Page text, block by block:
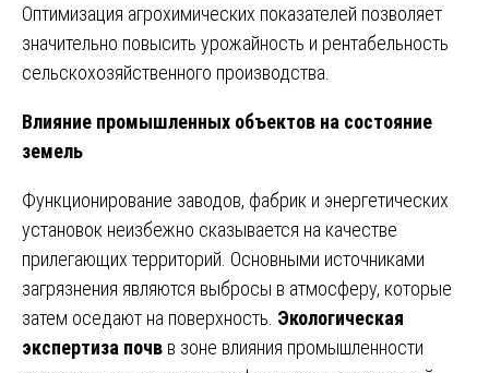
Оптимизация агрохимических показателей позволяет
значительно повысить урожайность и рентабельность
сельскохозяйственного производства.
Влияние промышленных объектов на состояние
земель
Функционирование заводов, фабрик и энергетических
установок неизбежно сказывается на качестве
прилегающих территорий. Основными источниками
загрязнения являются выбросы в атмосферу, которые
затем оседают на поверхность. Экологическая
экспертиза почв в зоне влияния промышленности